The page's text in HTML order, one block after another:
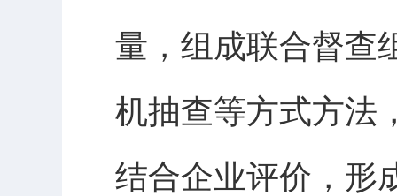
量，组成联合督查
机抽查等方式方法
结合企业评价，形